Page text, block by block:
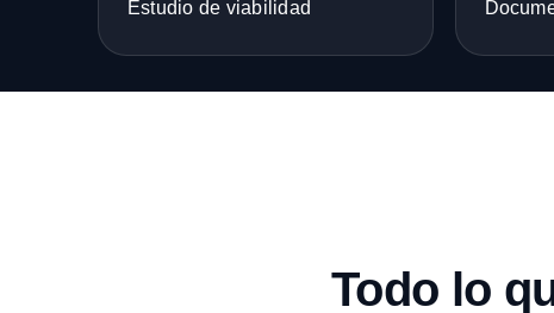
Estudio de viabilidad
Todo lo